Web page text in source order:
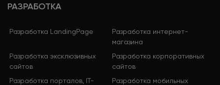
РАЗРАБОТКА
Разработка LandingPage
Разработка интернет-
магазина
Разработка эксклюзивных
сайтов
Разработка корпоративных
сайтов
Разработка порталов, IT-
Разработка мобильных